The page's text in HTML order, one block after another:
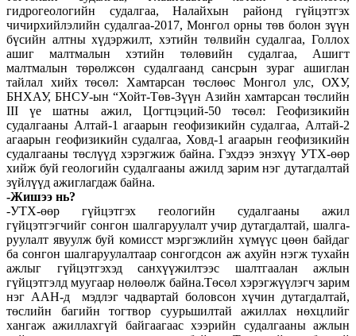
гидрогеологийн судалгаа, Налайхын районд гүйцэтгэх
чичирхийлэлийн судалгаа-2017, Монгол орны төв болон зүүн
бүсийн алтны хүдэржилт, хэтийн төлвийн судалгаа, Голлох
ашиг малтмалын хэтийн төлөвийн судалгаа, Ашигт
малтмалын төрөлжсөн судалгаанд сансрын зураг ашиглан
тайлал хийх төсөл: Хамтарсан төслөөс Монгол улс, ОХУ,
БНХАУ, БНСУ-ын “Хойт-Төв-Зүүн Азийн хамтарсан төслийн
III үе шатны ажил, Цогтцэций-50 төсөл: Геофизикийн
судалгааны Алтай-1 агаарын геофизикийн судалгаа, Алтай-2
агаарын геофизикийн судалгаа, Ховд-1 агаарын геофизикийн
судалгааны төслүүд хэрэгжиж байна. Гэхдээ энэхүү УТХ-өөр
хийж буй геологийн судалгааны ажилд зарим нэг дутагдалтай
зүйлүүд ажиглагдаж байна.
-Жишээ нь?
-УТХ-өөр гүйцэтгэх геологийн судалгааны ажил
гүйцэтгэгчийг сонгон шалгаруу­лалт учир дутагдалтай, шалга­
руулалт явуулж буй комисст мэргэжлийн хүмүүс цөөн байдаг
ба сонгон шалгаруулалтаар сонгогдсон аж ахуйн нэгж тухайн
ажлыг гүйцэтгэхэд санхүүжилтээс шалтгаалан ажлын
гүйцэтгэлд муугаар нөлөөлж байна.Төсөл хэрэгжүүлэгч зарим
нэг ААН-д мэдлэг чадвартай боловсон хүчин дутагдалтай,
төслийн багийн тогтвор суурьшилтай ажиллах нөхцлийг
хангаж ажиллахгүй байгаагаас хээрийн судалгааны ажлын